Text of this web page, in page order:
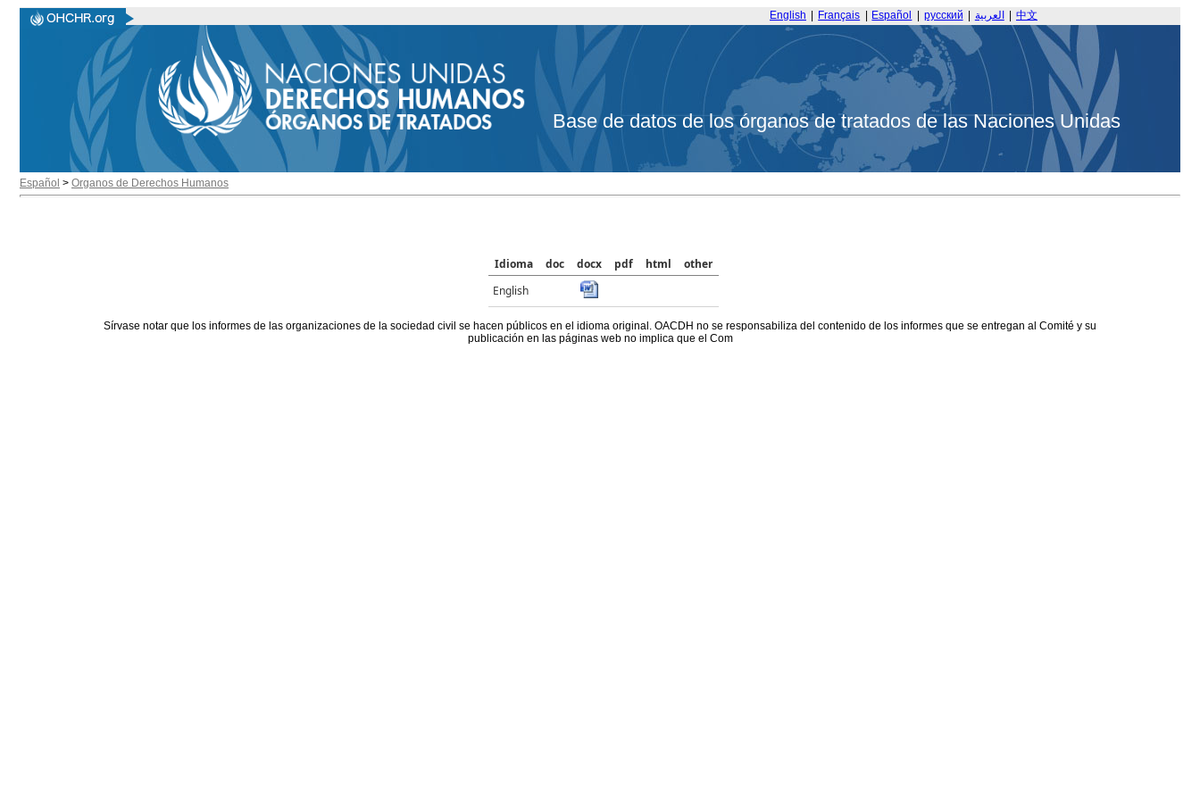
English Français Español русский العربية 中文
Base de datos de los órganos de tratados de las Naciones Unidas
Español > Organos de Derechos Humanos
Idioma doc docx pdf html
other
English
Sírvase notar que los informes de las organizaciones de la sociedad civil se hacen públicos en el idioma original. OACDH no se responsabiliza del contenido de los informes que se entregan al Comité y su
publicación en las páginas web no implica que el Com